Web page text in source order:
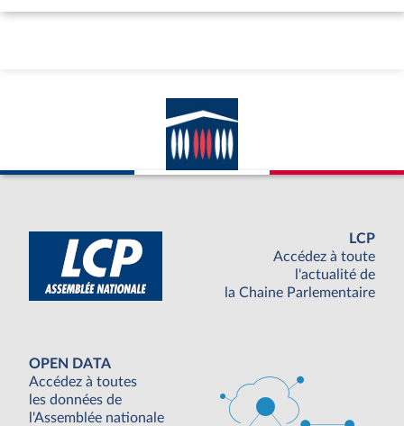
LCP
Accédez à toute
l'actualité de
la Chaine Parlementaire
OPEN DATA
Accédez à toutes
les données de
l'Assemblée nationale